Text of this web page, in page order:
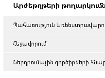
Արժեթղթերի
Պահառություն և
Հեջավորում
Ներդրումային գործիքների